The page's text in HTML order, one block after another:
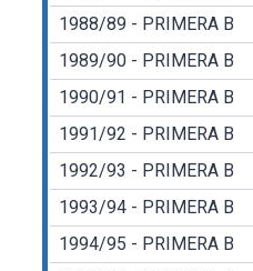
1988/89 - PRIMERA B
1989/90 - PRIMERA B
1990/91 - PRIMERA B
1991/92 - PRIMERA B
1992/93 - PRIMERA B
1993/94 - PRIMERA B
1994/95 - PRIMERA B